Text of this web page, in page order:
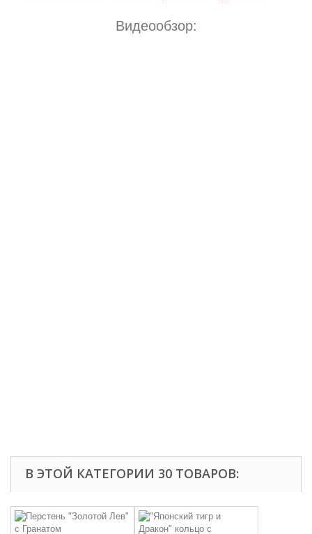
Видеообзор:
В ЭТОЙ КАТЕГОРИИ 30 ТОВАРОВ: